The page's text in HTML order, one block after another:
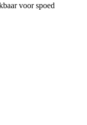
voor spoed